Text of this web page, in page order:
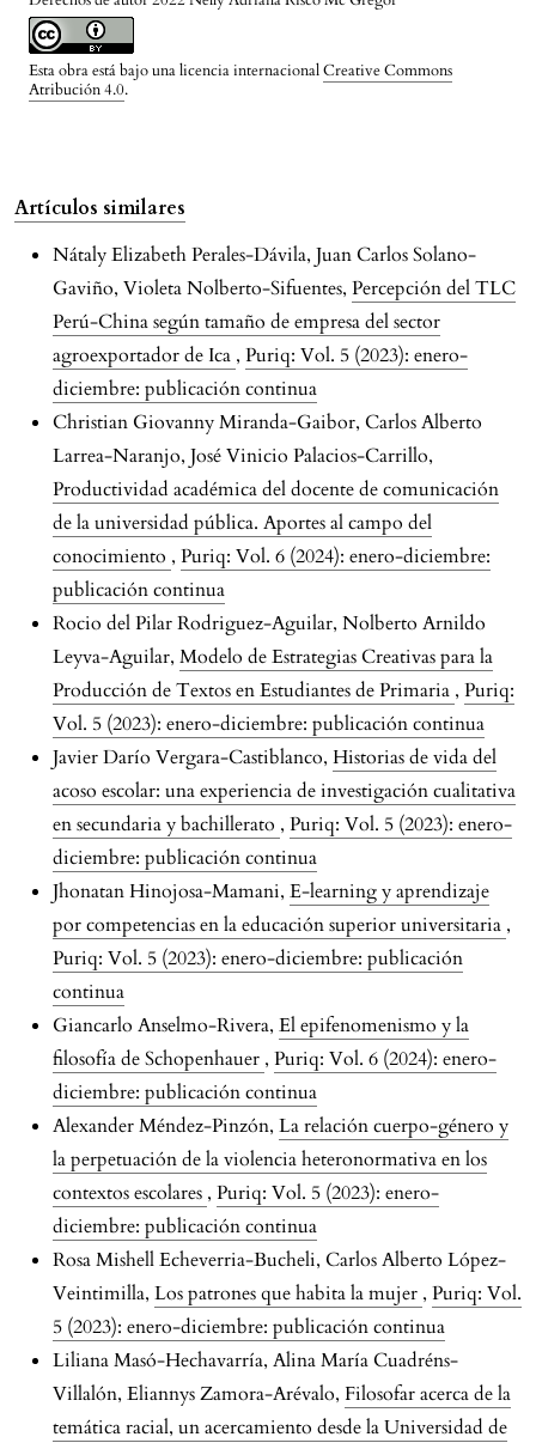
Esta obra está bajo una licencia internacionalCreative Commons
Atribución 4.0.
Artículos similares
Nátaly Elizabeth Perales-Dávila, Juan Carlos Solano-
Gaviño, Violeta Nolberto-Sifuentes, Percepción del TLC
Perú-China según tamaño de empresa del sector
agroexportador de Ica , Puriq: Vol. 5 (2023): enero-
diciembre: publicación continua
Christian Giovanny Miranda-Gaibor, Carlos Alberto
Larrea-Naranjo, José Vinicio Palacios-Carrillo,
Productividad académica del docente de comunicación
de la universidad pública. Aportes al campo del
conocimiento , Puriq: Vol. 6 (2024): enero-diciembre:
publicación continua
Rocio del Pilar Rodriguez-Aguilar, Nolberto Arnildo
Leyva-Aguilar, Modelo de Estrategias Creativas para la
Producción de Textos en Estudiantes de Primaria , Puriq:
Vol. 5 (2023): enero-diciembre: publicación continua
Javier Darío Vergara-Castiblanco, Historias de vida del
acoso escolar: una experiencia de investigación cualitativa
en secundaria y bachillerato , Puriq: Vol. 5 (2023): enero-
diciembre: publicación continua
Jhonatan Hinojosa-Mamani, E-learning y aprendizaje
por competencias en la educación superior universitaria ,
Puriq: Vol. 5 (2023): enero-diciembre: publicación
continua
Giancarlo Anselmo-Rivera, El epifenomenismo y la
filosofía de Schopenhauer , Puriq: Vol. 6 (2024): enero-
diciembre: publicación continua
Alexander Méndez-Pinzón, La relación cuerpo-género y
la perpetuación de la violencia heteronormativa en los
contextos escolares , Puriq: Vol. 5 (2023): enero-
diciembre: publicación continua
Rosa Mishell Echeverria-Bucheli, Carlos Alberto López-
Veintimilla, Los patrones que habita la mujer , Puriq: Vol.
5 (2023): enero-diciembre: publicación continua
Liliana Masó-Hechavarría, Alina María Cuadréns-
Villalón, Eliannys Zamora-Arévalo, Filosofar acerca de la
temática racial, un acercamiento desde la Universidad de